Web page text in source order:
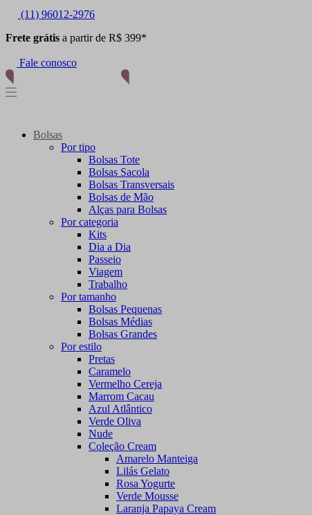
(11) 96012-2976
Frete grátis a partir de R$ 399*
Fale conosco
Bolsas
Por tipo
Bolsas Tote
Bolsas Sacola
Bolsas Transversais
Bolsas de Mão
Alças para Bolsas
Por categoria
Kits
Dia a Dia
Passeio
Viagem
Trabalho
Por tamanho
Bolsas Pequenas
Bolsas Médias
Bolsas Grandes
Por estilo
Pretas
Caramelo
Vermelho Cereja
Marrom Cacau
Azul Atlântico
Verde Oliva
Nude
Coleção Cream
Amarelo Manteiga
Lilás Gelato
Rosa Yogurte
Verde Mousse
Laranja Papaya Cream